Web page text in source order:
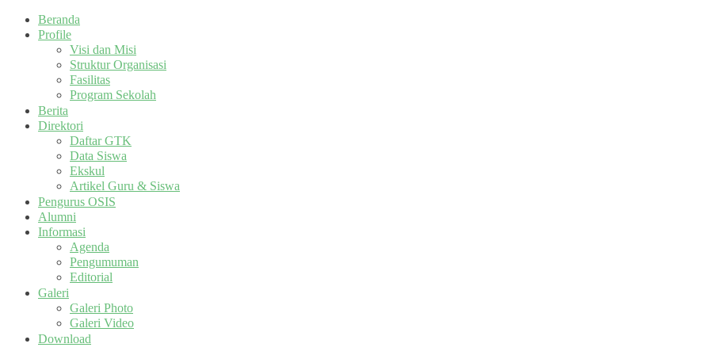
Beranda
Profile
Visi dan Misi
Struktur Organisasi
Fasilitas
Program Sekolah
Berita
Direktori
Daftar GTK
Data Siswa
Ekskul
Artikel Guru & Siswa
Pengurus OSIS
Alumni
Informasi
Agenda
Pengumuman
Editorial
Galeri
Galeri Photo
Galeri Video
Download